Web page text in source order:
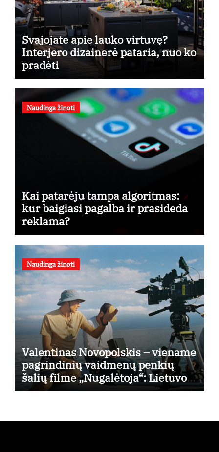
Svajojate apie lauko virtuvę?
Interjero dizainerė pataria, nuo ko
pradėti
Naudinga žinoti
Kai patarėju tampa algoritmas:
kur baigiasi pagalba ir prasideda
reklama?
Naudinga žinoti
Valentinas Novopolskis – viename
pagrindinių vaidmenų penkių
šalių filme „Nugalėtoja“: Lietuvos
kino teatruose – nuo rugpjūčio 7-